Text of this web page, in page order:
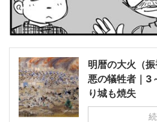
明暦の大火（
悪の犠牲者｜3
り城も焼失